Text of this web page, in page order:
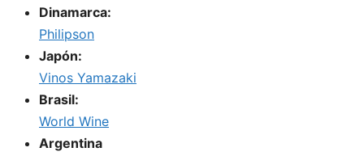
Dinamarca:
Philipson
Japón:
Vinos Yamazaki
Brasil:
World Wine
Argentina